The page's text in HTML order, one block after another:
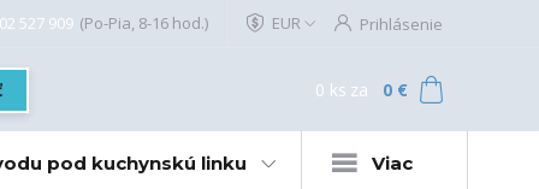
EUR Prihlásenie
527 909 (Po-Pia, 8-16 hod.)
0 ks za 0 €
pod kuchynskú linku Viac